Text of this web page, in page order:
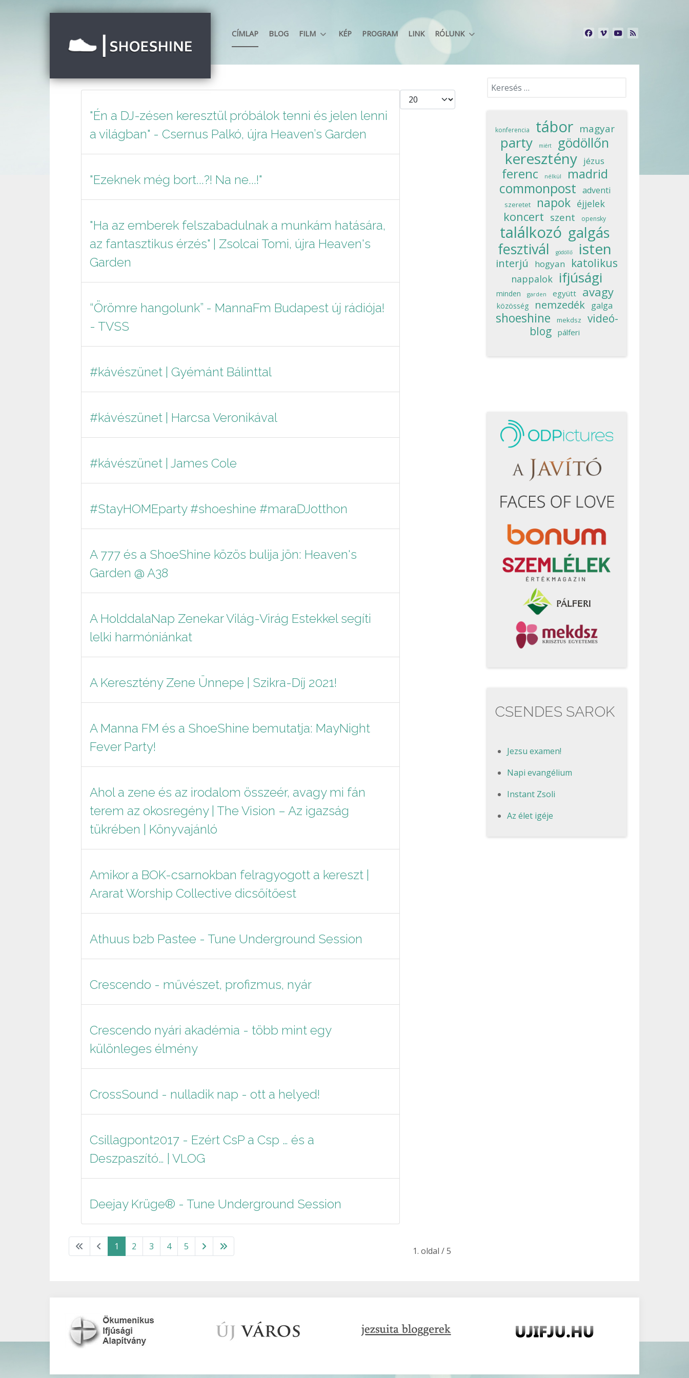
CÍMLAP BLOG FILM KÉP PROGRAM LINK RÓLUNK
Tételek #
"Én a DJ-zésen keresztül próbálok tenni és jelen lenni
a világban" - Csernus Palkó, újra Heaven’s Garden
"Ezeknek még bort...?! Na ne...!"
"Ha az emberek felszabadulnak a munkám hatására,
az fantasztikus érzés" | Zsolcai Tomi, újra Heaven's
Garden
“Örömre hangolunk” - MannaFm Budapest új rádiója!
- TVSS
#kávészünet | Gyémánt Bálinttal
#kávészünet | Harcsa Veronikával
#kávészünet | James Cole
#StayHOMEparty #shoeshine #maraDJotthon
A 777 és a ShoeShine közös bulija jön: Heaven's
Garden @ A38
A HolddalaNap Zenekar Világ-Virág Estekkel segíti
lelki harmóniánkat
A Keresztény Zene Ünnepe | Szikra-Díj 2021!
A Manna FM és a ShoeShine bemutatja: MayNight
Fever Party!
Ahol a zene és az irodalom összeér, avagy mi fán
terem az okosregény | The Vision – Az igazság
tükrében | Könyvajánló
Amikor a BOK-csarnokban felragyogott a kereszt |
Ararat Worship Collective dicsőítőest
Athuus b2b Pastee - Tune Underground Session
Crescendo - művészet, profizmus, nyár
Crescendo nyári akadémia - több mint egy
különleges élmény
CrossSound - nulladik nap - ott a helyed!
Csillagpont2017 - Ezért CsP a Csp … és a
Deszpaszító… | VLOG
Deejay Krüge® - Tune Underground Session
1. oldal / 5
1 2 3 4 5
Keresés...
konferencia tábor magyar
party miért gödöllőn
keresztény jézus
ferenc nélkül madrid
commonpost adventi
szeretet napok éjjelek
koncert szent opensky
találkozó galgás
fesztivál
gödöllő isten
interjú hogyan katolikus
nappalok ifjúsági
minden garden együtt avagy
közösség nemzedék galga
shoeshine mekdsz
videó-
blog pálferi
CSENDES SAROK
Jezsu examen!
Napi evangélium
Instant Zsoli
Az élet igéje